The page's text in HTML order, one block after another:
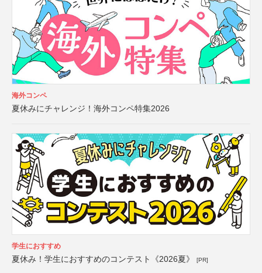
海外コンペ
夏休みにチャレンジ！海外コンペ特集2026
学生におすすめ
夏休み！学生におすすめのコンテスト《2026夏》 [PR]